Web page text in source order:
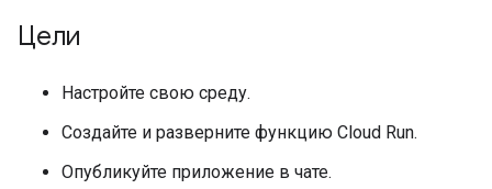
Цели
Настройте свою среду.
Создайте и разверните функцию Cloud Run.
Опубликуйте приложение в чате.